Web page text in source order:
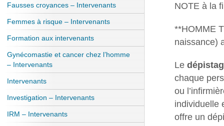
NOTE à la
**HOMME
naissance)
Le
chaque
ou
individuelle
offre un
Fausses croyances – Intervenants
Femmes à risque – Intervenants
Formation aux intervenants
Gynécomastie et cancer chez l’homme
– Intervenants
Intervenants
Investigation – Intervenants
IRM – Intervenants